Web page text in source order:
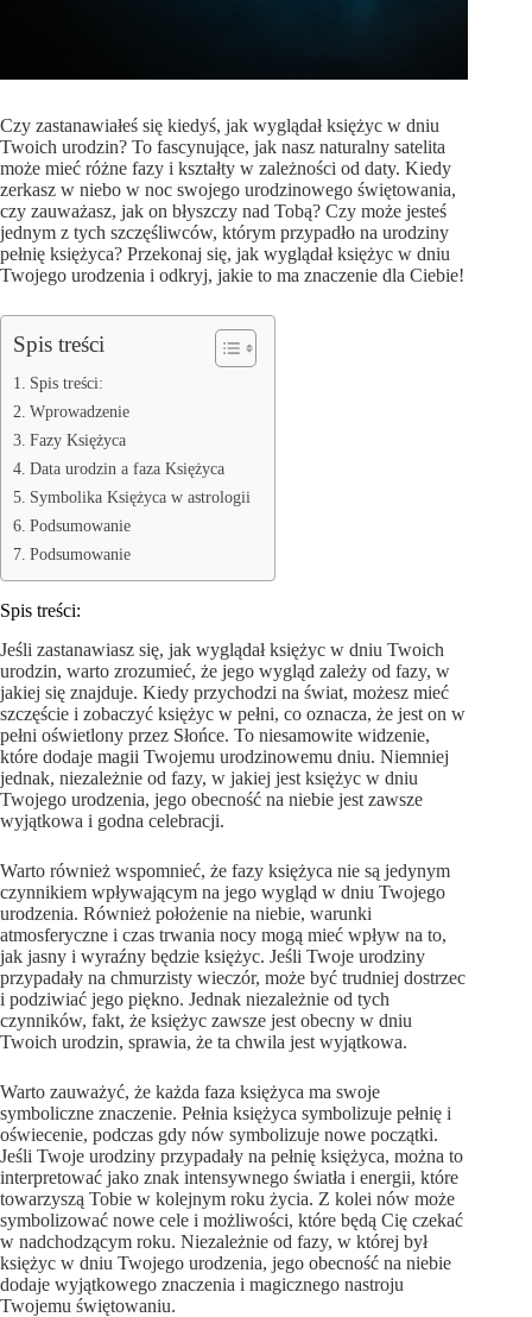
Czy zastanawiałeś się kiedyś, jak wyglądał księżyc w dniu
Twoich urodzin? To fascynujące, jak nasz naturalny satelita
może mieć różne fazy i kształty w zależności od daty. Kiedy
zerkasz w niebo w noc swojego urodzinowego świętowania,
czy zauważasz, jak on błyszczy nad Tobą? Czy może jesteś
jednym z tych szczęśliwców, którym przypadło na urodziny
pełnię księżyca? Przekonaj się, jak wyglądał księżyc w dniu
Twojego urodzenia i odkryj, jakie to ma znaczenie dla Ciebie!
Spis treści
Spis treści:
Wprowadzenie
Fazy Księżyca
Data urodzin a faza Księżyca
Symbolika Księżyca w astrologii
Podsumowanie
Podsumowanie
Spis treści:
Jeśli zastanawiasz się, jak wyglądał księżyc w dniu Twoich
urodzin, warto zrozumieć, że jego wygląd zależy od fazy, w
jakiej się znajduje. Kiedy przychodzi na świat, możesz mieć
szczęście i zobaczyć księżyc w pełni, co oznacza, że jest on w
pełni oświetlony przez Słońce. To niesamowite widzenie,
które dodaje magii Twojemu urodzinowemu dniu. Niemniej
jednak, niezależnie od fazy, w jakiej jest księżyc w dniu
Twojego urodzenia, jego obecność na niebie jest zawsze
wyjątkowa i godna celebracji.
Warto również wspomnieć, że fazy księżyca nie są jedynym
czynnikiem wpływającym na jego wygląd w dniu Twojego
urodzenia. Również położenie na niebie, warunki
atmosferyczne i czas trwania nocy mogą mieć wpływ na to,
jak jasny i wyraźny będzie księżyc. Jeśli Twoje urodziny
przypadały na chmurzisty wieczór, może być trudniej dostrzec
i podziwiać jego piękno. Jednak niezależnie od tych
czynników, fakt, że księżyc zawsze jest obecny w dniu
Twoich urodzin, sprawia, że ta chwila jest wyjątkowa.
Warto zauważyć, że każda faza księżyca ma swoje
symboliczne znaczenie. Pełnia księżyca symbolizuje pełnię i
oświecenie, podczas gdy nów symbolizuje nowe początki.
Jeśli Twoje urodziny przypadały na pełnię księżyca, można to
interpretować jako znak intensywnego światła i energii, które
towarzyszą Tobie w kolejnym roku życia. Z kolei nów może
symbolizować nowe cele i możliwości, które będą Cię czekać
w nadchodzącym roku. Niezależnie od fazy, w której był
księżyc w dniu Twojego urodzenia, jego obecność na niebie
dodaje wyjątkowego znaczenia i magicznego nastroju
Twojemu świętowaniu.